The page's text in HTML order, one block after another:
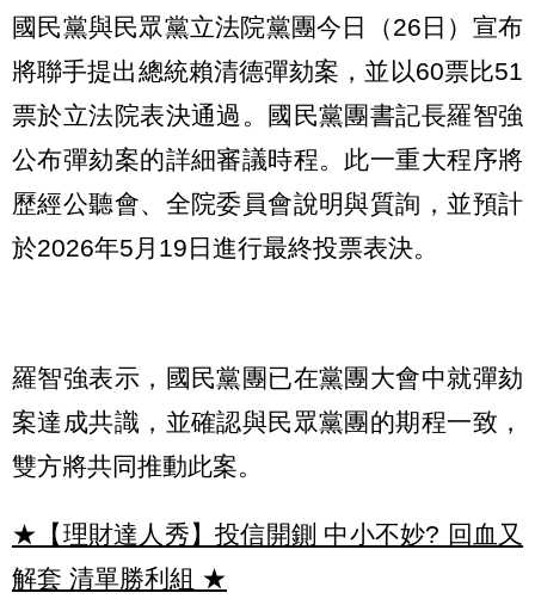
國民黨與民眾黨立法院黨團今日（26日）宣布
將聯手提出總統賴清德彈劾案，並以60票比51
票於立法院表決通過。國民黨團書記長羅智強
公布彈劾案的詳細審議時程。此一重大程序將
歷經公聽會、全院委員會說明與質詢，並預計
於2026年5月19日進行最終投票表決。
羅智強表示，國民黨團已在黨團大會中就彈劾
案達成共識，並確認與民眾黨團的期程一致，
雙方將共同推動此案。
★【理財達人秀】投信開鍘 中小不妙? 回血又
解套 清單勝利組 ★